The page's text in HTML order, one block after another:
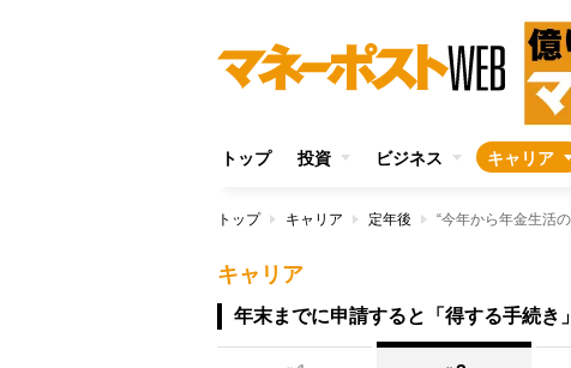
トップ 投資 ビジネス キャリア
トップ キャリア 定年後
キャリア
年末までに申請すると「得する手続き」